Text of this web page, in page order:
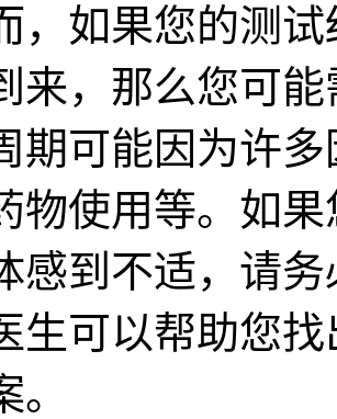
如果您的测试
来，那么您可
期可能因为许
物使用等。如
感到不适，请
生可以帮助您